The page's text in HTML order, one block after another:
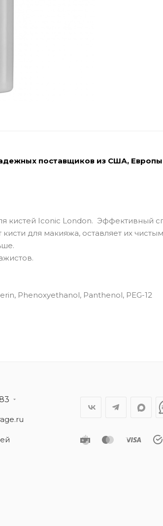
поставщиков из США,
кистей Iconic London. Эффективный
для макияжа, оставляет их
Phenoxyethanol, Panthenol, PEG-12